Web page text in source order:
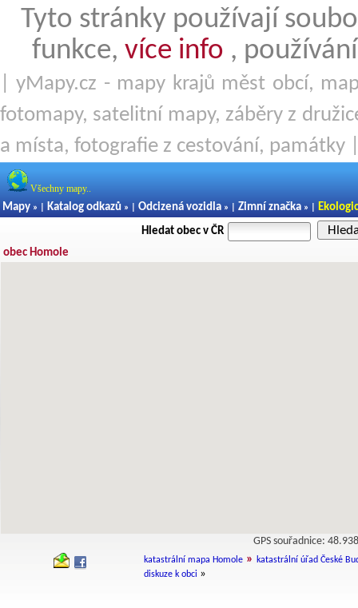
Tyto stránky používají
funkce, více info ,
| yMapy.cz - mapy krajů měst obcí,
fotomapy, satelitní mapy, záběry z
a místa, fotografie z cestování, památky
Všechny mapy..
Mapy » | Katalog odkazů » | Odcizená vozidla » | Zimní značka » |
Hledat obec v ČR
obec Homole
GPS souřadnice:
katastrální mapa Homole » katastrální úřad České
diskuze k obci »